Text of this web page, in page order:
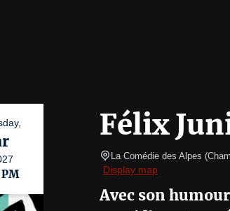
Félix
La Comédie des Alpes (
Display map
Avec son